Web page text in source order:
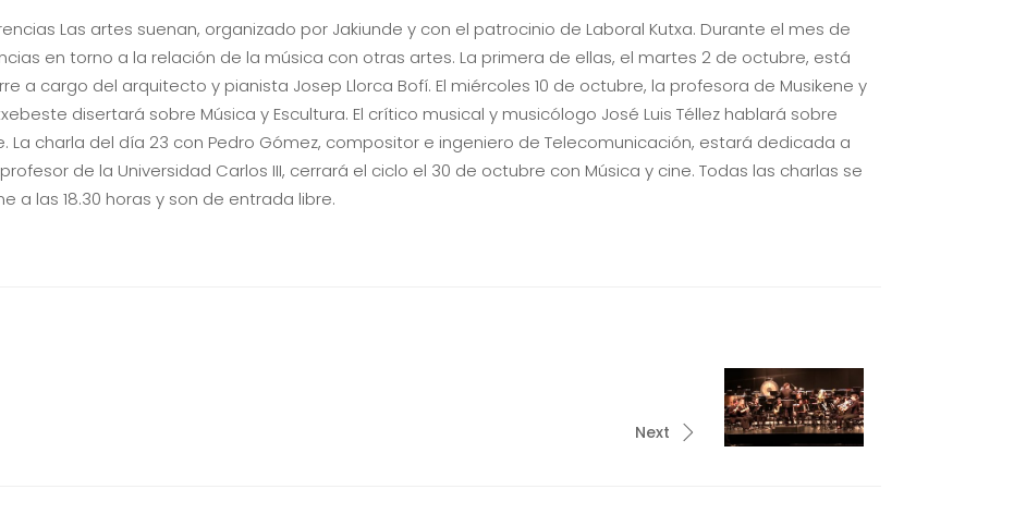
Las artes suenan, organizado por Jakiunde y con el patrocinio de Laboral Kutxa. Durante el mes de
en torno a la relación de la música con otras artes. La primera de ellas, el martes 2 de octubre, está
a cargo del arquitecto y pianista Josep Llorca Bofí. El miércoles 10 de octubre, la profesora de Musikene y
disertará sobre Música y Escultura. El crítico musical y musicólogo José Luis Téllez hablará sobre
La charla del día 23 con Pedro Gómez, compositor e ingeniero de Telecomunicación, estará dedicada a
de la Universidad Carlos III, cerrará el ciclo el 30 de octubre con Música y cine. Todas las charlas se
a las 18.30 horas y son de entrada libre.
Next